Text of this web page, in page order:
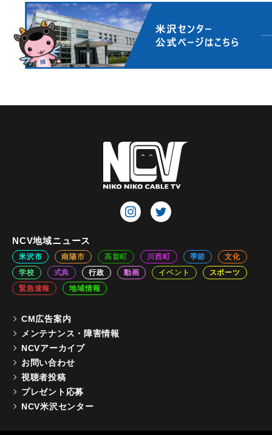
NCV地域ニュース
米沢市 南陽市 高畠町 川西町 季節
文化
学校
式典 行政 動画 イベント
スポーツ
緊急速報
地域情報
CM広告案内
メンテナンス・障害情報
NCVアーカイブ
お問い合わせ
視聴者投稿
プレゼント応募
NCV米沢センター